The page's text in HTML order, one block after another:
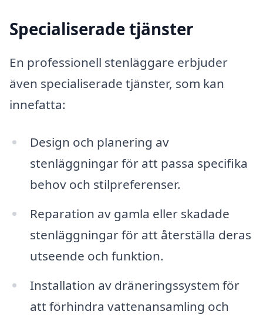
Specialiserade tjänster
En professionell stenläggare erbjuder
även specialiserade tjänster, som kan
innefatta:
Design och planering av
stenläggningar för att passa specifika
behov och stilpreferenser.
Reparation av gamla eller skadade
stenläggningar för att återställa deras
utseende och funktion.
Installation av dräneringssystem för
att förhindra vattenansamling och